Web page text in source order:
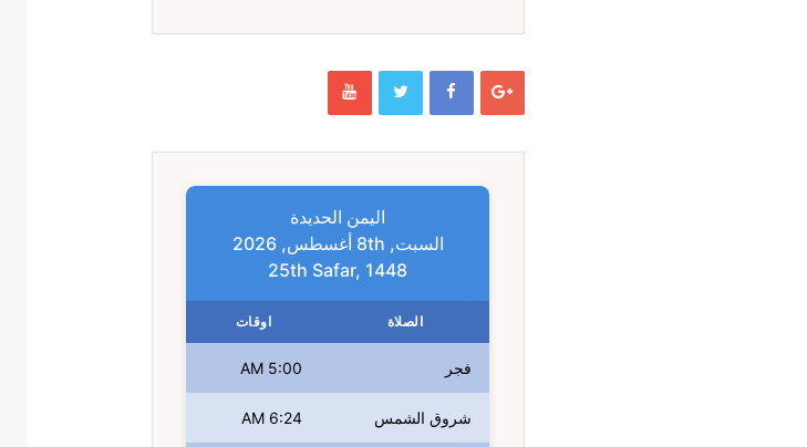
اليمن الحديدة
السبت, 8th أغسطس, 2026
25th Safar, 1448
الصلاة اوقات
فجر 5:00 AM
شروق الشمس 6:24 AM